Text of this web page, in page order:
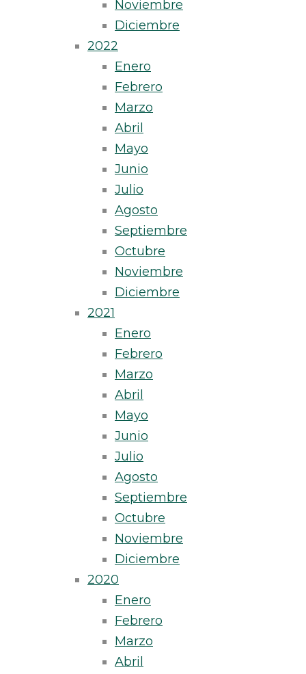
Noviembre
Diciembre
2022
Enero
Febrero
Marzo
Abril
Mayo
Junio
Julio
Agosto
Septiembre
Octubre
Noviembre
Diciembre
2021
Enero
Febrero
Marzo
Abril
Mayo
Junio
Julio
Agosto
Septiembre
Octubre
Noviembre
Diciembre
2020
Enero
Febrero
Marzo
Abril